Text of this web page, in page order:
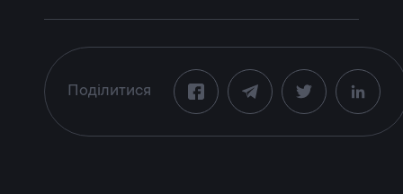
Поділитися